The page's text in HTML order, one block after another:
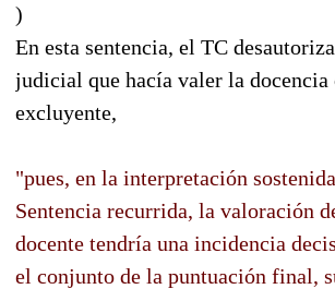
)
En esta sentencia, el TC
judicial que hacía valer la
excluyente,
"pues, en la interpretación
Sentencia recurrida, la valoración
docente tendría una incidencia
el conjunto de la puntuación final,